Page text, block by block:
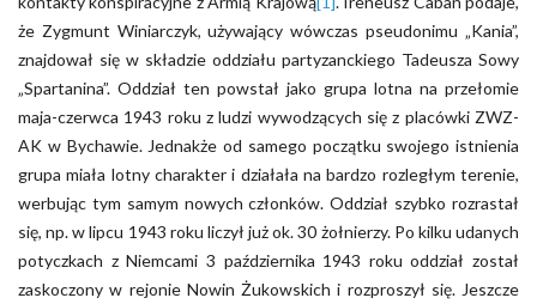
że Zygmunt Winiarczyk, używający wówczas pseudonimu „Kania”,
znajdował się w składzie oddziału partyzanckiego Tadeusza Sowy
„Spartanina”. Oddział ten powstał jako grupa lotna na przełomie
maja-czerwca 1943 roku z ludzi wywodzących się z placówki ZWZ-
AK w Bychawie. Jednakże od samego początku swojego istnienia
grupa miała lotny charakter i działała na bardzo rozległym terenie,
werbując tym samym nowych członków. Oddział szybko rozrastał
się, np. w lipcu 1943 roku liczył już ok. 30 żołnierzy. Po kilku udanych
potyczkach z Niemcami 3 października 1943 roku oddział został
zaskoczony w rejonie Nowin Żukowskich i rozproszył się. Jeszcze